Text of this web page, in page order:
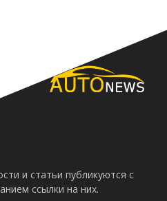
и статьи публикуются с
ссылки на них.